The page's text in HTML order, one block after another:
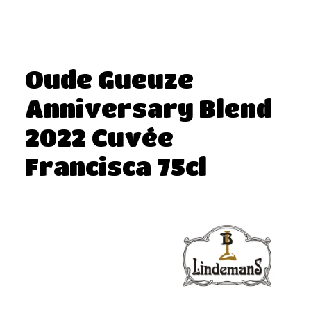
Oude Gueuze
Anniversary Blend
2022 Cuvée
Francisca 75cl